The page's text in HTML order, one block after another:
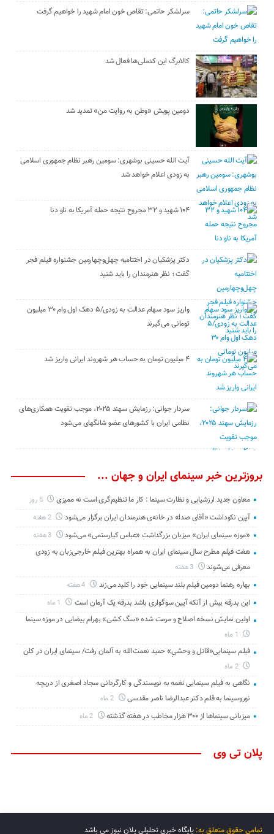
سرلشکر حاتمی: تقاص خون امام شهید را خواهیم گرفت
کالابرگ این کدملی‌ها فعال شد
دومین پویش «وطن به روایت من» تمدید شد
آیت الله حسینی بوشهری: سومین رهبر نظام جمهوری اسلامی
به زودی اعلام خواهد شد
۱۰۴ شهید و ۳۲ مجروح نتیجه حمله آمریکا به ناو دنا
دکتر پزشکیان در اختتامیه چهل‌وچهارمین جشنواره فیلم فجر
گفت ؛ نظر هنرمندان را باید شنید
واریز سود سهام عدالت به زودی/۵ دهک اول وام ۳۰ میلیون
تومانی می‌گیرند
۴ میلیون تومان به حساب هر شهروند ایرانی واریز شد
سردار جوانی: رزمایش سهند ۲۰۲۵، موجب تقویت همکاری‌های
نظامی ایران با کشور‌های عضو شانگهای می‌شود
بروزترین خبر سینمای ایران و جهان ...
معاون جدید ارزشیابی و نظارت سینما : کار ما تنظیم‌گری است نه ممیزی 5 روز
آیین نکوداشت «آقای صدا» در خانه‌ی هنرمندان ایران برگزار می‌شود 2 هفته
«موزه سینمای ایران» میزبان بزرگداشت «عباس کیارستمی» می‌شود 3 هفته
هفت فیلم مطرح سال سینمای ایران به همراه بهترین فیلم خارجی‌زبان به زودی
معرفی می‌شوند
3 هفته
بهاره رهنما دومین فیلم بلند سینمایی خود را کلید می‌زند
این بدرقه بیش از آنکه آیین سوگواری باشد بدرقه یک آرمان است
اولین نمایش نسخه اصلاح و مرمت شده «سگ کشی» بهرام بیضایی در موزه سینما
فیلم سینمایی«قاتل و وحشیِ» حمید نعمت‌الله به آلمان رفت/ سینمای ایران در کلن
2 ماه
نگاهی به فیلم سینمایی نغمه به نویسندگی و کارگردانی سجاد اصغری از دریچه
نوروسینما به قلم دکتر عبدالرضا ناصر مقدسی
2 ماه
میزبانی سینماها از ۳۰۰ هزار مخاطب در هفته گذشته 2 ماه
پلان تی وی
تمامی حقوق متعلق به:پایگاه خبری تحلیلی پلان نیوز می باشد